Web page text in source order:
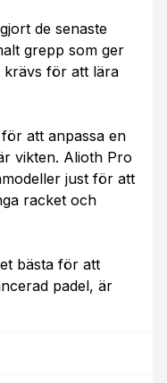
de senaste
grepp som ger
för att lära
att anpassa en
vikten. Alioth Pro
just för att
racket och
bästa för att
padel, är